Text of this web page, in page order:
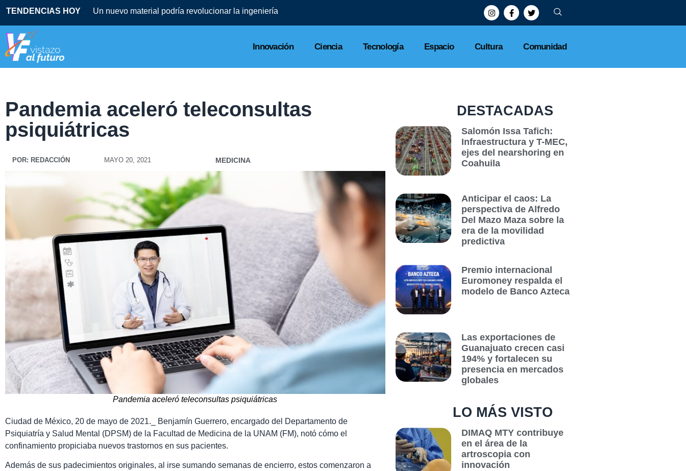
TENDENCIAS HOY Un nuevo material podría revolucionar la ingeniería
Innovación Ciencia Tecnología Espacio Cultura Comunidad
Pandemia aceleró teleconsultas
psiquiátricas
POR: REDACCIÓN MAYO 20, 2021 MEDICINA
Pandemia aceleró teleconsultas psiquiátricas
Ciudad de México, 20 de mayo de 2021._ Benjamín Guerrero, encargado del Departamento de
Psiquiatría y Salud Mental (DPSM) de la Facultad de Medicina de la UNAM (FM), notó cómo el
confinamiento propiciaba nuevos trastornos en sus pacientes.
Además de sus padecimientos originales, al irse sumando semanas de encierro, estos comenzaron a
DESTACADAS
Salomón Issa Tafich:
Infraestructura y T-MEC,
ejes del nearshoring en
Coahuila
Anticipar el caos: La
perspectiva de Alfredo
Del Mazo Maza sobre la
era de la movilidad
predictiva
Premio internacional
Euromoney respalda el
modelo de Banco Azteca
Las exportaciones de
Guanajuato crecen casi
194% y fortalecen su
presencia en mercados
globales
LO MÁS VISTO
DIMAQ MTY contribuye
en el área de la
artroscopia con
innovación